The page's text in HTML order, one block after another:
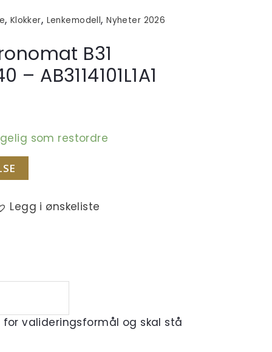
, Klokker, Lenkemodell,Nyheter 2026
B31
AB3114101L1A1
som restordre
Legg i ønskeliste
valideringsformål og skal stå